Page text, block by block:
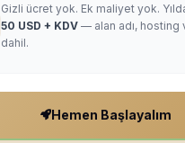
Gizli ücret yok. Ek maliyet yok.
50 USD + KDV — alan adı, hosting
dahil.
Hemen Başlayalım